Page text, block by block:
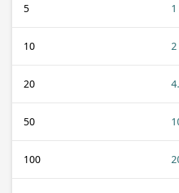
5 1
10 2
20
50
100